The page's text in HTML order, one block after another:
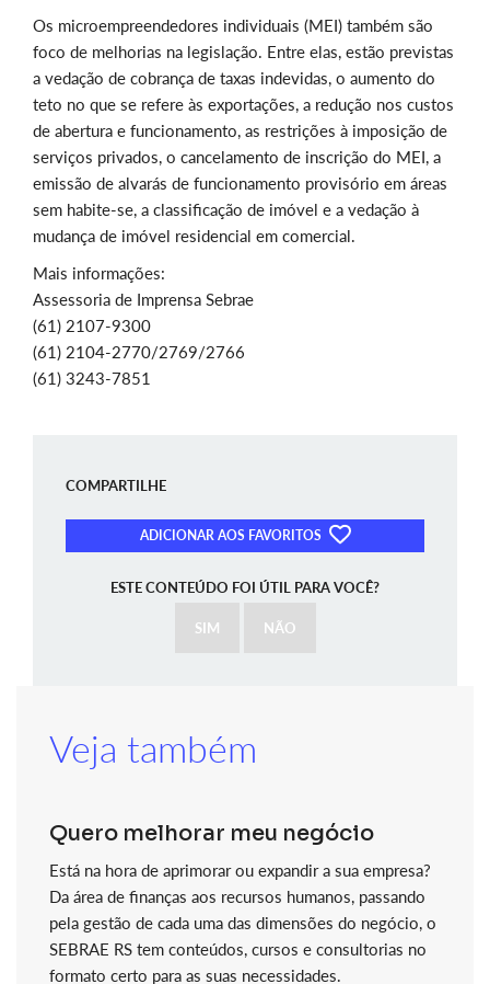
Os microempreendedores individuais (MEI) também são
foco de melhorias na legislação. Entre elas, estão previstas
a vedação de cobrança de taxas indevidas, o aumento do
teto no que se refere às exportações, a redução nos custos
de abertura e funcionamento, as restrições à imposição de
serviços privados, o cancelamento de inscrição do MEI, a
emissão de alvarás de funcionamento provisório em áreas
sem habite-se, a classificação de imóvel e a vedação à
mudança de imóvel residencial em comercial.
Mais informações:
Assessoria de Imprensa Sebrae
(61) 2107-9300
(61) 2104-2770/2769/2766
(61) 3243-7851
COMPARTILHE
ADICIONAR AOS FAVORITOS
ESTE CONTEÚDO FOI ÚTIL PARA VOCÊ?
SIM NÃO
Veja também
Quero melhorar meu negócio
Está na hora de aprimorar ou expandir a sua empresa?
Da área de finanças aos recursos humanos, passando
pela gestão de cada uma das dimensões do negócio, o
SEBRAE RS tem conteúdos, cursos e consultorias no
formato certo para as suas necessidades.